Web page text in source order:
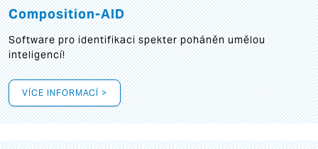
Composition-AID
Software pro identifikaci spekter poháněn umělou
inteligencí!
VÍCE INFORMACÍ >